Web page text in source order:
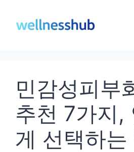
민감성피부
추천 7가지,
게 선택하는